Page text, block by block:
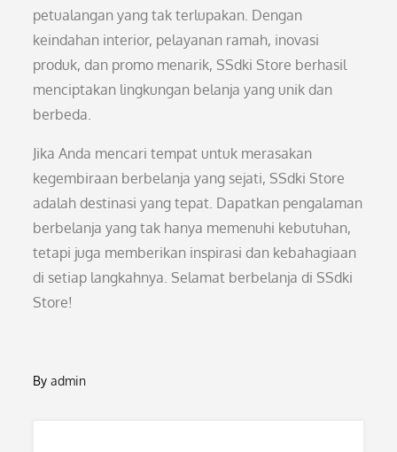
petualangan yang tak terlupakan. Dengan
keindahan interior, pelayanan ramah, inovasi
produk, dan promo menarik, SSdki Store berhasil
menciptakan lingkungan belanja yang unik dan
berbeda.
Jika Anda mencari tempat untuk merasakan
kegembiraan berbelanja yang sejati, SSdki Store
adalah destinasi yang tepat. Dapatkan pengalaman
berbelanja yang tak hanya memenuhi kebutuhan,
tetapi juga memberikan inspirasi dan kebahagiaan
di setiap langkahnya. Selamat berbelanja di SSdki
Store!
Byadmin